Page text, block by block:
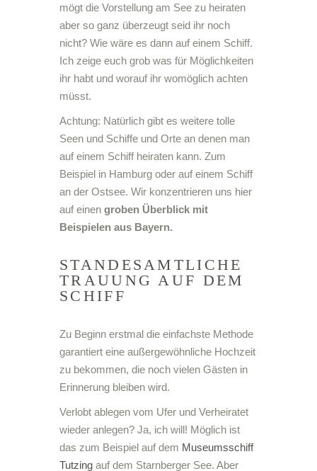
mögt die Vorstellung am See zu heiraten
aber so ganz überzeugt seid ihr noch
nicht? Wie wäre es dann auf einem Schiff.
Ich zeige euch grob was für Möglichkeiten
ihr habt und worauf ihr womöglich achten
müsst.
Achtung: Natürlich gibt es weitere tolle
Seen und Schiffe und Orte an denen man
auf einem Schiff heiraten kann. Zum
Beispiel in Hamburg oder auf einem Schiff
an der Ostsee. Wir konzentrieren uns hier
auf einen groben Überblick mit
Beispielen aus Bayern.
STANDESAMTLICHE
TRAUUNG AUF DEM
SCHIFF
Zu Beginn erstmal die einfachste Methode
garantiert eine außergewöhnliche Hochzeit
zu bekommen, die noch vielen Gästen in
Erinnerung bleiben wird.
Verlobt ablegen vom Ufer und Verheiratet
wieder anlegen? Ja, ich will! Möglich ist
das zum Beispiel auf dem Museumsschiff
Tutzing auf dem Starnberger See. Aber